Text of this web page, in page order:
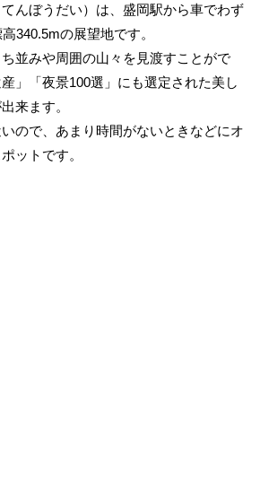
んぼうだい）は、盛岡駅から車でわず
340.5mの展望地です。
並みや周囲の山々を見渡すことがで
」「夜景100選」にも選定された美し
来ます。
ので、あまり時間がないときなどにオ
ットです。